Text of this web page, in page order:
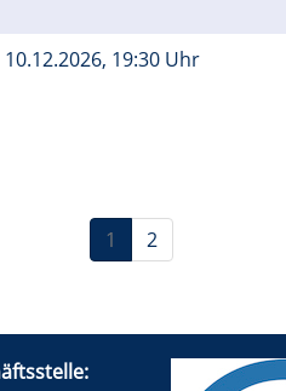
10.12.2026, 19:30 Uhr
1 2